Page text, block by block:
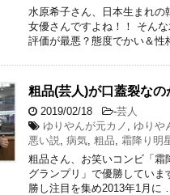
水原希子さん、日本生まれ
女優さんですよね！！ そん
評価が最悪？態度でかい＆性
粗品(芸人)が口蓋裂なの
2019/02/18 -芸人
ゆりやんが元カノ
ゆりや
悪い説
病気 粗品
霜降り明
粗品さん、お笑いコンビ「霜
グランプリ」で優勝してい
勝し注目を集め2013年1月に …